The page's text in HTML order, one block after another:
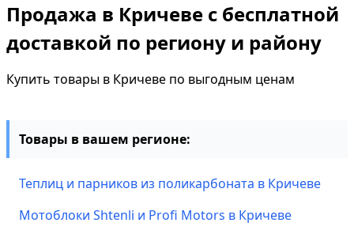
Продажа в Кричеве с бесплатной
доставкой по региону и району
Купить товары в Кричеве по выгодным ценам
Товары в вашем регионе:
Теплиц и парников из поликарбоната в Кричеве
Мотоблоки Shtenli и Profi Motors в Кричеве